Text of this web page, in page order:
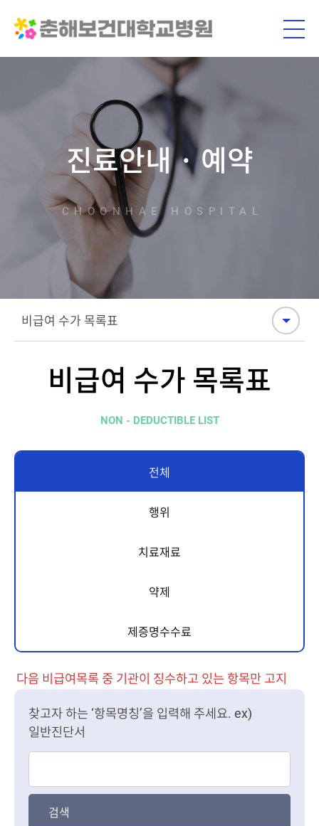
진료안내 · 예약
비급여 수가 목록표
NON - DEDUCTIBLE LIST
전체
행위
치료재료
약제
제증명수수료
다음 비급여목록 중 기관이 징수하고 있는 항목만 고지
찾고자 하는 ‘항목명칭’을 입력해 주세요. ex)
일반진단서